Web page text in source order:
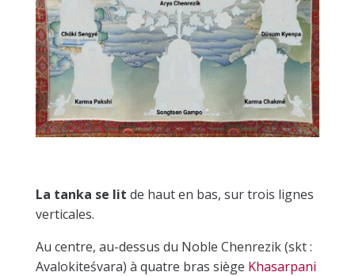
La tanka se lit de haut en bas, sur trois lignes
verticales.
Au centre, au-dessus du Noble Chenrezik (skt :
Avalokiteśvara) à quatre bras siège Khasarpani